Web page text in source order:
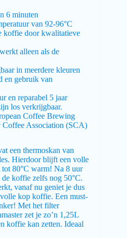
6 minuten
van 92-96°C
koffie door kwalitatieve
alleen als de
in meerdere kleuren
en gebruik van
en reparabel 5 jaar
los verkrijgbaar.
Coffee Brewing
Association (SCA)
een thermoskan van
Hierdoor blijft een volle
80°C warm! Na 8 uur
koffie zelfs nog 50°C.
vanaf nu geniet je dus
kop koffie. Een must-
Met het filter
zet je zo’n 1,25L
koffie kan zetten. Ideaal